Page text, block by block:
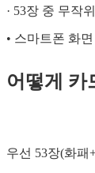
· 53장 중 무작
• 스마트폰 화
어떻게 카
우선 53장(화패